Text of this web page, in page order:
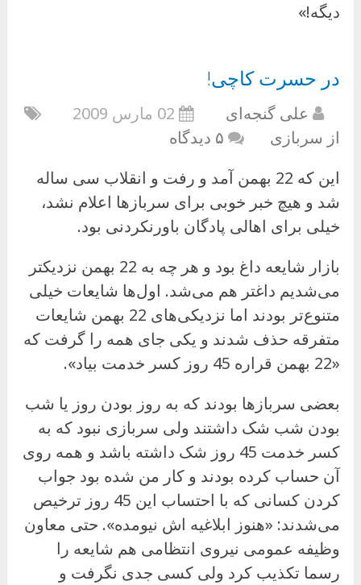
دیگه!»
در حسرت کاچی!
علی گنجه‌ای
02 مارس 2009
از سربازی
۵ دیدگاه
این که 22 بهمن آمد و رفت و انقلاب سی ساله
شد و هیچ خبر خوبی برای سربازها اعلام نشد،
خیلی برای اهالی پادگان باورنکردنی بود.
بازار شایعه داغ بود و هر چه به 22 بهمن نزدیکتر
می‌شدیم داغتر هم می‌شد. اول‌ها شایعات خیلی
متنوع‌تر بودند اما نزدیکی‌های 22 بهمن شایعات
متفرقه حذف شدند و یکی جای همه را گرفت که
«22 بهمن قراره 45 روز کسر خدمت بیاد».
بعضی سربازها بودند که به روز بودن روز یا شب
بودن شب شک داشتند ولی سربازی نبود که به
کسر خدمت 45 روز شک داشته باشد و همه روی
آن حساب کرده بودند و کار من شده بود جواب
کردن کسانی که با احتساب این 45 روز ترخیص
می‌شدند: «هنوز ابلاغیه اش نیومده». حتی معاون
وظیفه عمومی نیروی انتظامی هم شایعه را
رسما تکذیب کرد ولی کسی جدی نگرفت و